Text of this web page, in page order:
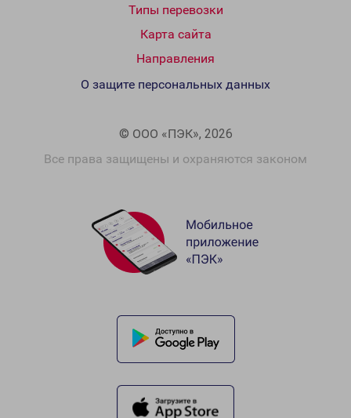
Типы перевозки
Карта сайта
Направления
© ООО «ПЭК», 2026
Все права защищены и охраняются законом
О защите персональных данных